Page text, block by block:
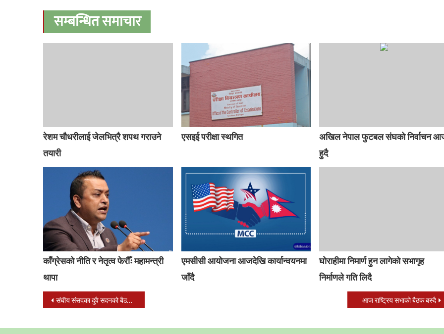
सम्बन्धित समाचार
रेशम चौधरीलाई जेलभित्रै शपथ गराउने
तयारी
एसइई परीक्षा स्थगित
अखिल नेपाल फुटबल संघको निर्वाचन
हुदै
काँग्रेसको नीति र नेतृत्व फेरौँः महामन्त्री
थापा
एमसीसी आयोजना आजदेखि कार्यान्वयनमा
जाँदै
घोराहीमा निमार्ण हुन लागेको सभागृह
निर्माणले गति लिदै
Post
संघीय संसदका दुवै सदनको बैठक आज पनि बस्दै आज राष्ट्रिय सभाको बैठक बस्दै